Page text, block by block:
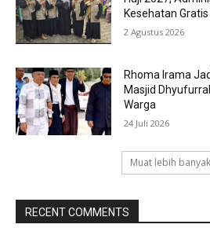
Kesehatan
2 Agustus 2026
Rhoma Irama
Masjid
Warga
24 Juli 2026
Muat lebih banyak
RECENT COMMENTS